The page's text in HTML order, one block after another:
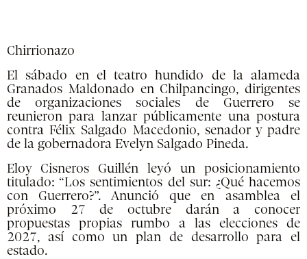
Chirrionazo
El sábado en el teatro hundido de la alameda
Granados Maldonado en Chilpancingo, dirigentes
de organizaciones sociales de Guerrero se
reunieron para lanzar públicamente una postura
contra Félix Salgado Macedonio, senador y padre
de la gobernadora Evelyn Salgado Pineda.
Eloy Cisneros Guillén leyó un posicionamiento
titulado: “Los sentimientos del sur: ¿Qué hacemos
con Guerrero?”. Anunció que en asamblea el
próximo 27 de octubre darán a conocer
propuestas propias rumbo a las elecciones de
2027, así como un plan de desarrollo para el
estado.